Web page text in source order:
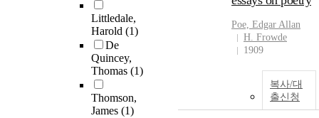
Littledale,
Harold (1)
De
Quincey,
Thomas (1)
Thomson,
James (1)
Poe, Edgar Allan
H. Frowde
1909
복사/대
출신청